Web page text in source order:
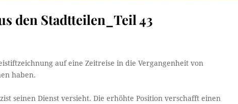
den Stadtteilen_Teil 43
auf eine Zeitreise in die Vergangenheit von
haben.
seinen Dienst versieht. Die erhöhte Position verschafft einen